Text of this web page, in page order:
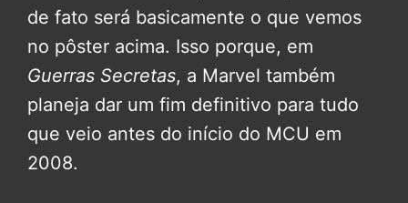
de fato será basicamente o que vemos
no pôster acima. Isso porque, em
Guerras Secretas, a Marvel também
planeja dar um fim definitivo para tudo
que veio antes do início do MCU em
2008.